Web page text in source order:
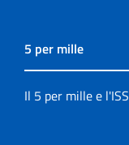
5 per mille
Il 5 per mille e l'ISS